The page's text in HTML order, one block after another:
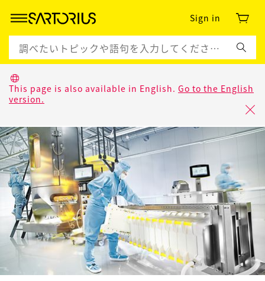
Sign in
This page is also available in English. Go to the English
version.